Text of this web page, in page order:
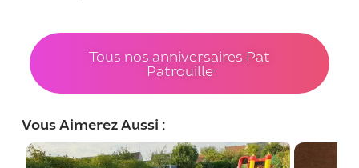
Tous nos anniversaires Pat
Patrouille
Vous Aimerez Aussi :